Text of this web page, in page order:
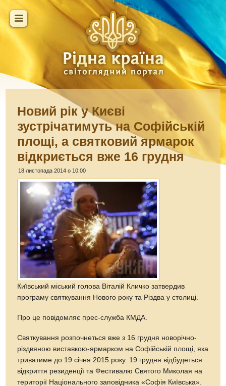
Новий рік у Києві
зустрічатимуть на Софійській
площі, а святковий ярмарок
відкриється вже 16 грудня
18 листопада 2014 о 10:00
Київський міський голова Віталій Кличко затвердив
програму святкування Нового року та Різдва у столиці.
Про це повідомляє прес-служба КМДА.
Святкування розпочнеться вже з 16 грудня новорічно-
різдвяною виставкою-ярмарком на Софійській площі, яка
триватиме до 19 січня 2015 року. 19 грудня відбудеться
відкриття резиденції та Фестивалю Святого Миколая на
території Національного заповідника «Софія Київська».